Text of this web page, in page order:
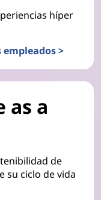
híper
>
as a
de
su ciclo de vida